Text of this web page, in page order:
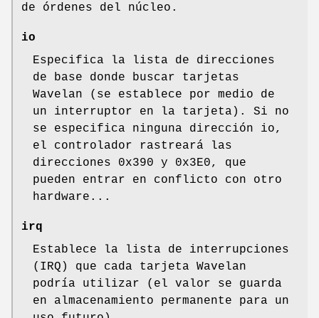
de órdenes del núcleo.
io
Especifica la lista de direcciones
de base donde buscar tarjetas
Wavelan (se establece por medio de
un interruptor en la tarjeta). Si no
se especifica ninguna dirección io,
el controlador rastreará las
direcciones 0x390 y 0x3E0, que
pueden entrar en conflicto con otro
hardware...
irq
Establece la lista de interrupciones
(IRQ) que cada tarjeta Wavelan
podría utilizar (el valor se guarda
en almacenamiento permanente para un